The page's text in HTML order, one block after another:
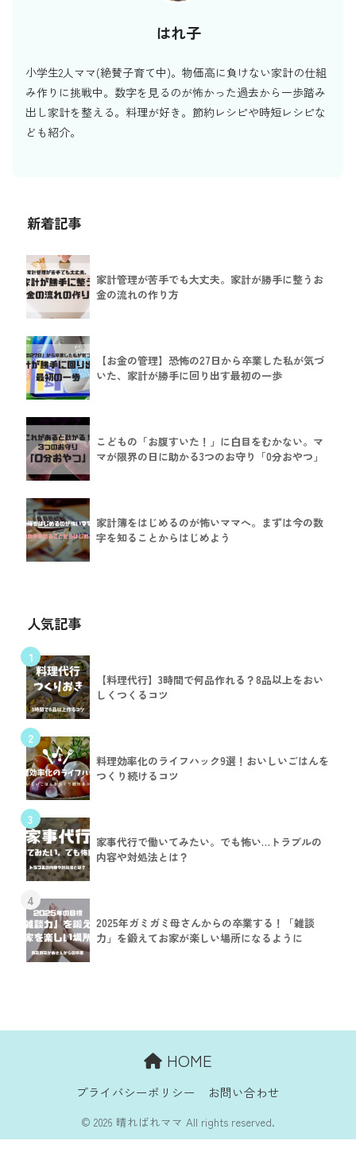
はれ子
小学生2人ママ(絶賛子育て中)。物価高に負けない家計の仕組
み作りに挑戦中。数字を見るのが怖かった過去から一歩踏み
出し家計を整える。料理が好き。節約レシピや時短レシピな
ども紹介。
新着記事
家計管理が苦手でも大丈夫。家計が勝手に整うお
金の流れの作り方
【お金の管理】恐怖の27日から卒業した私が気づ
いた、家計が勝手に回り出す最初の一歩
こどもの「お腹すいた！」に白目をむかない。マ
マが限界の日に助かる3つのお守り「0分おやつ」
家計簿をはじめるのが怖いママへ。まずは今の数
字を知ることからはじめよう
人気記事
1
【料理代行】3時間で何品作れる？8品以上をおい
しくつくるコツ
2
料理効率化のライフハック9選！おいしいごはんを
つくり続けるコツ
3
家事代行で働いてみたい。でも怖い…トラブルの
内容や対処法とは？
4
2025年ガミガミ母さんからの卒業する！「雑談
力」を鍛えてお家が楽しい場所になるように
HOME
プライバシーポリシー お問い合わせ
© 2026 晴ればれママ All rights reserved.